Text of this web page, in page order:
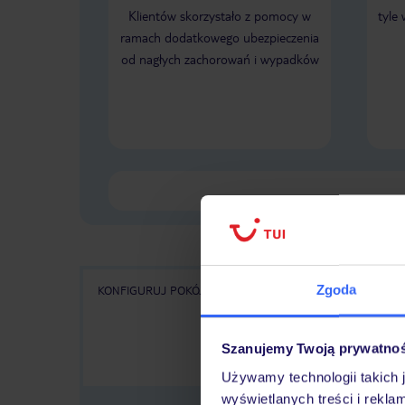
Zgoda
Szanujemy Twoją
Używamy technologii
wyświetlanych treści i
Klientów skorzystało z pomocy w
ramach dodatkowego ubezpieczenia
od nagłych zachorowań i wypadków
tyle
KONFIGURUJ POKÓJ WSZYSTKIE OFERTY